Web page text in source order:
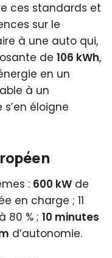
ces standards et
sur le
à une auto qui,
de 106 kWh,
en un
à un
éloigne
: 600 kW de
en charge ; 11
80 % ; 10 minutes
d’autonomie.